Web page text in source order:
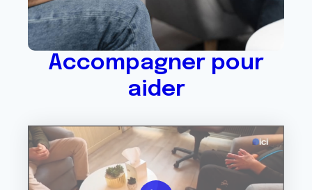
Accompagner pour
aider